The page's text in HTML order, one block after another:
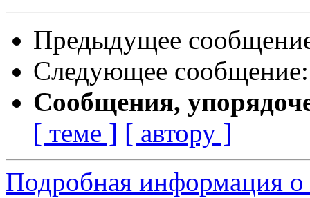
Предыдущее
Следующее
Сообщения,
[ теме ] [ автору ]
Подробная информация о